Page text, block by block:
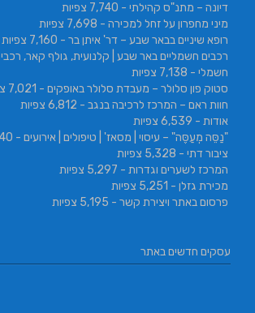
דיונה – מתנ"ס קהילתי - 7,740 צפיות
מיני מחפרון על זחל למכירה - 7,698 צפיות
רופא שיניים בבאר שבע – דר' איתן בר - 7,160 צפיות
רכבים חשמליים באר שבע | קלנועית, גולף קאר,
חשמלי - 7,138 צפיות
סטוק פון סלולר – מעבדת סלולר באופקים - 7,021 צפיות
חוות ראם – המרכז לרכיבה בנגב - 6,812 צפיות
אודות - 6,539 צפיות
"נַסֵּה מְעַסֶּה" – עיסוי | מסאז' | טיפולים | אירועים - 5,440 צפיות
ציבור דתי - 5,328 צפיות
המרכז לשערים וגדרות - 5,297 צפיות
מכירת גזלן - 5,251 צפיות
פרסום באתר ויצירת קשר - 5,195 צפיות
עסקים חדשים באתר